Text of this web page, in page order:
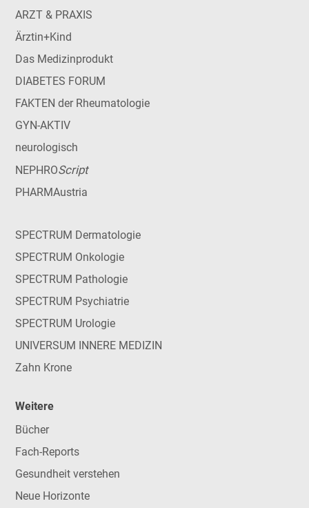
ARZT & PRAXIS
Ärztin+Kind
Das Medizinprodukt
DIABETES FORUM
FAKTEN der Rheumatologie
GYN-AKTIV
neurologisch
NEPHROScript
PHARMAustria
SPECTRUM Dermatologie
SPECTRUM Onkologie
SPECTRUM Pathologie
SPECTRUM Psychiatrie
SPECTRUM Urologie
UNIVERSUM INNERE MEDIZIN
Zahn Krone
Weitere
Bücher
Fach-Reports
Gesundheit verstehen
Neue Horizonte